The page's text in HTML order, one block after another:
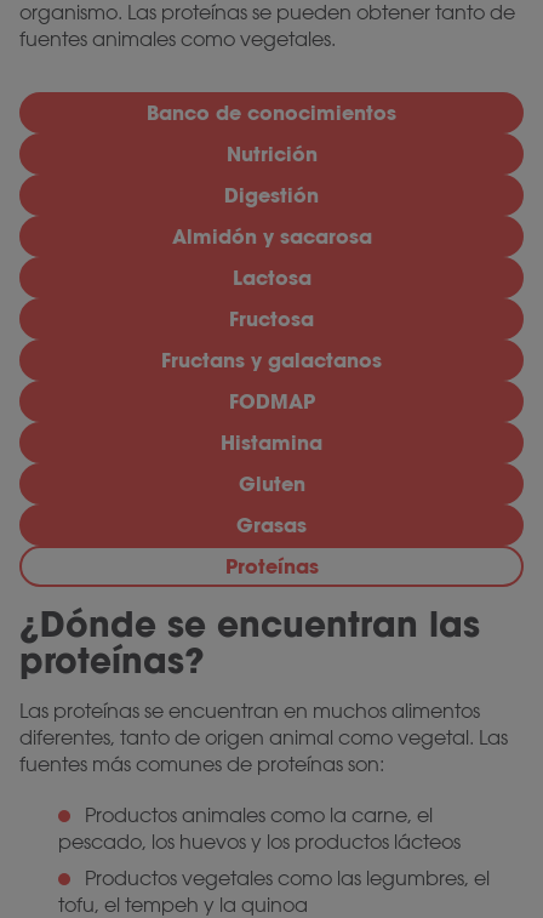
organismo. Las proteínas se pueden obtener tanto de
fuentes animales como vegetales.
Banco de conocimientos
Nutrición
Digestión
Almidón y sacarosa
Lactosa
Fructosa
Fructans y galactanos
FODMAP
Histamina
Gluten
Grasas
Proteínas
¿Dónde se encuentran las
proteínas?
Las proteínas se encuentran en muchos alimentos
diferentes, tanto de origen animal como vegetal. Las
fuentes más comunes de proteínas son:
Productos animales como la carne, el
pescado, los huevos y los productos lácteos
Productos vegetales como las legumbres, el
tofu, el tempeh y la quinoa